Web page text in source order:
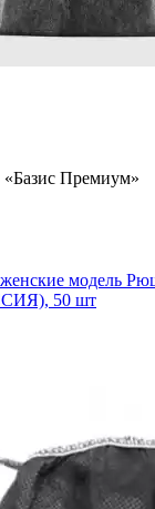
«Базис Премиум»
женские модель
50 шт